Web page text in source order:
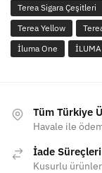
Terea Sigara Çeşitleri
Terea Yellow
İluma One
Tüm Türkiye
Havale ile
İade Süreçleri
Kusurlu